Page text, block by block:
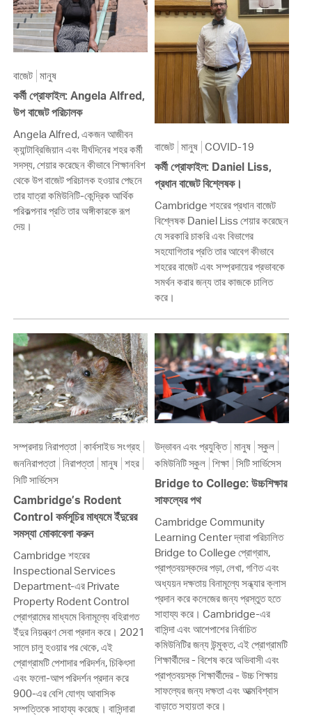
বাজেট মানুষ
কর্মী প্রোফাইল: Angela Alfred,
উপ বাজেট পরিচালক
Angela Alfred, একজন আজীবন
ক্যান্টাব্রিজিয়ান এবং দীর্ঘদিনের শহর কর্মী
সদস্য, শেয়ার করেছেন কীভাবে শিক্ষানবিশ
থেকে উপ বাজেট পরিচালক হওয়ার পেছনে
তার যাত্রা কমিউনিটি-কেন্দ্রিক আর্থিক
পরিকল্পনার প্রতি তার অঙ্গীকারকে রূপ
দেয়।
বাজেট মানুষ COVID-19
কর্মী প্রোফাইল: Daniel Liss,
প্রধান বাজেট বিশ্লেষক।
Cambridge শহরের প্রধান বাজেট
বিশ্লেষক Daniel Liss শেয়ার করেছেন
যে সরকারি চাকরি এবং বিভাগের
সহযোগিতার প্রতি তার আবেগ কীভাবে
শহরের বাজেট এবং সম্প্রদায়ের প্রভাবকে
সমর্থন করার জন্য তার কাজকে চালিত
করে।
সম্প্রদায় নিরাপত্তা কার্বসাইড সংগ্রহ
জননিরাপত্তা নিরাপত্তা মানুষ শহর
সিটি সার্ভিসেস
Cambridge’s Rodent
Control কর্মসূচির মাধ্যমে ইঁদুরের
সমস্যা মোকাবেলা করুন
Cambridge শহরের
Inspectional Services
Department-এর Private
Property Rodent Control
প্রোগ্রামের মাধ্যমে বিনামূল্যে বহিরাগত
ইঁদুর নিয়ন্ত্রণ সেবা প্রদান করে। 2021
সালে চালু হওয়ার পর থেকে, এই
প্রোগ্রামটি পেশাদার পরিদর্শন, চিকিৎসা
এবং ফলো-আপ পরিদর্শন প্রদান করে
900-এর বেশি যোগ্য আবাসিক
সম্পত্তিকে সাহায্য করেছে। বাসিন্দারা
উদ্ভাবন এবং প্রযুক্তি মানুষ স্কুল
কমিউনিটি স্কুল শিক্ষা সিটি সার্ভিসেস
Bridge to College: উচ্চশিক্ষার
সাফল্যের পথ
Cambridge Community
Learning Center দ্বারা পরিচালিত
Bridge to College প্রোগ্রাম,
প্রাপ্তবয়স্কদের পড়া, লেখা, গণিত এবং
অধ্যয়ন দক্ষতায় বিনামূল্যে সন্ধ্যার ক্লাস
প্রদান করে কলেজের জন্য প্রস্তুত হতে
সাহায্য করে। Cambridge-এর
বাসিন্দা এবং আশেপাশের নির্বাচিত
কমিউনিটির জন্য উন্মুক্ত, এই প্রোগ্রামটি
শিক্ষার্থীদের - বিশেষ করে অভিবাসী এবং
প্রাপ্তবয়স্ক শিক্ষার্থীদের - উচ্চ শিক্ষায়
সাফল্যের জন্য দক্ষতা এবং আত্মবিশ্বাস
বাড়াতে সহায়তা করে।